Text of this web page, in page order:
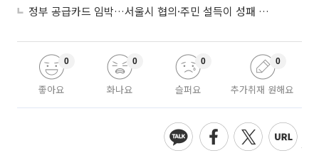
정부 공급카드 임박…서울시 협의·주민 설득이 성패 가른다
좋아요
0
화나요
0
슬퍼요
0
추가취재 원해요
0